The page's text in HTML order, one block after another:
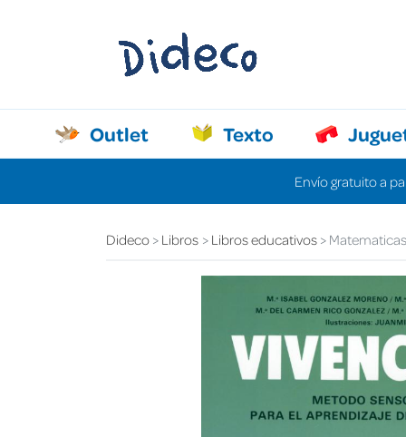
Outlet Texto
Envío gratuito a
Dideco Libros Libros educativos